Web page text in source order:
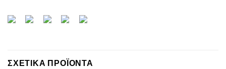
ΣΧΕΤΙΚΆ ΠΡΟΪΌΝΤΑ